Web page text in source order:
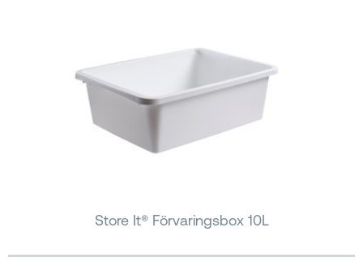
Store It® Förvaringsbox 10L